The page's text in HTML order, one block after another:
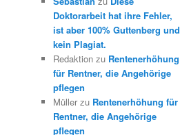
Doktorarbeit hat ihre Fehler,
ist aber 100% Guttenberg und
kein Plagiat.
Redaktion zu Rentenerhöhung
für Rentner, die Angehörige
pflegen
Müller zu Rentenerhöhung für
Rentner, die Angehörige
pflegen